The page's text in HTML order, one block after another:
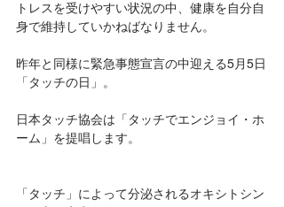
トレスを受けやすい状況の中、健康を自分自
身で維持していかねばなりません。
昨年と同様に緊急事態宣言の中迎える5月5日
「タッチの日」。
日本タッチ協会は「タッチでエンジョイ・ホ
ーム」を提唱します。
「タッチ」によって分泌されるオキシトシン